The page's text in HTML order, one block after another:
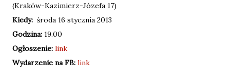
(Kraków-Kazimierz-Józefa 17)
Kiedy: środa 16 stycznia 2013
Godzina: 19.00
Ogłoszenie: link
Wydarzenie na FB: link